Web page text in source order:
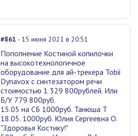
#861 - 15 июня 2021 в 20:51
Пополнение Костиной копилочки
на высокотехнологичное
оборудование для ай-трекера Tobii
Dynavox с синтезатором речи
стоимостью 1 329 800рублей. Или
Б/У 779 800руб.
15.05 на СБ 1000руб. Танюша Т
18.05. 1000руб. Юлия Сергеевна О.
"Здоровья Костику!"